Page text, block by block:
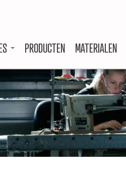
PRODUCTEN MATERIALEN